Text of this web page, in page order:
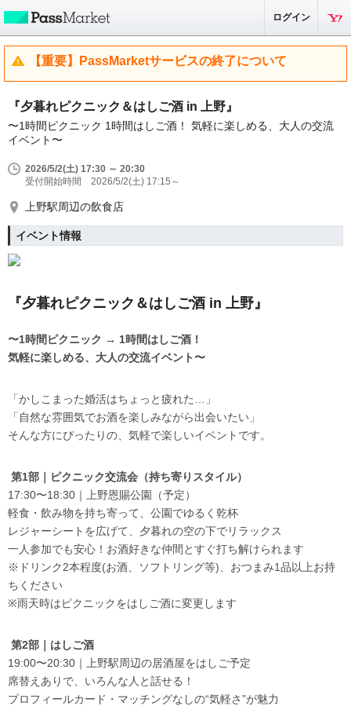
ログイン
【重要】PassMarketサービスの終了について
『夕暮れピクニック＆はしご酒 in 上野』
〜1時間ピクニック 1時間はしご酒！ 気軽に楽しめる、大人の交流
イベント〜
2026/5/2(土) 17:30 ～ 20:30
受付開始時間 2026/5/2(土) 17:15～
上野駅周辺の飲食店
イベント情報
『夕暮れピクニック＆はしご酒 in 上野』
〜1時間ピクニック → 1時間はしご酒！
気軽に楽しめる、大人の交流イベント〜
「かしこまった婚活はちょっと疲れた…」
「自然な雰囲気でお酒を楽しみながら出会いたい」
そんな方にぴったりの、気軽で楽しいイベントです。
第1部｜ピクニック交流会（持ち寄りスタイル）
17:30〜18:30｜上野恩賜公園（予定）
軽食・飲み物を持ち寄って、公園でゆるく乾杯
レジャーシートを広げて、夕暮れの空の下でリラックス
一人参加でも安心！お酒好きな仲間とすぐ打ち解けられます
※ドリンク2本程度(お酒、ソフトリング等)、おつまみ1品以上お持
ちください
※雨天時はピクニックをはしご酒に変更します
第2部｜はしご酒
19:00〜20:30｜上野駅周辺の居酒屋をはしご予定
席替えありで、いろんな人と話せる！
プロフィールカード・マッチングなしの“気軽さ”が魅力